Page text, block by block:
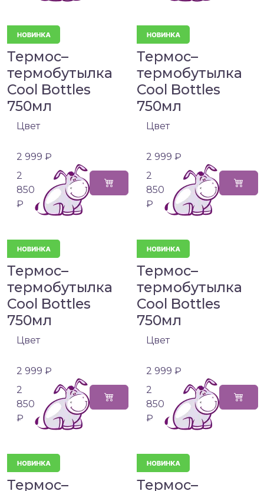
Термос–
термобутылка
Cool Bottles
750мл
Цвет
2 999 ₽
2
850
₽
Термос–
термобутылка
Cool Bottles
750мл
Цвет
2 999 ₽
2
850
₽
Термос–
термобутылка
Cool Bottles
750мл
Цвет
2 999 ₽
2
850
₽
Термос–
термобутылка
Cool Bottles
750мл
Цвет
2 999 ₽
2
850
₽
Термос–
Термос–